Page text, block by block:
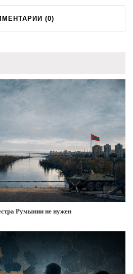
(0)
Румынии не нужен